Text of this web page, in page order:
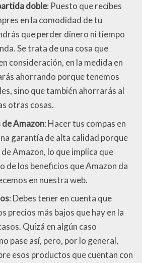
doble: Puesto que recibes
en la comodidad de tu
que perder dinero ni tiempo
Se trata de una cosa que
consideración, en la medida en
ahorrando porque tenemos
sino que también ahorrarás al
otras cosas.
Amazon: Hacer tus compas en
garantía de alta calidad porque
Amazon, lo que implica que
de los beneficios que Amazon da
en nuestra web.
: Debes tener en cuenta que
precios más bajos que hay en la
Quizá en algún caso
pase así, pero, por lo general,
esos productos que cuentan con